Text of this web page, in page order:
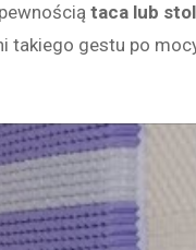
taca lub
takiego gestu po